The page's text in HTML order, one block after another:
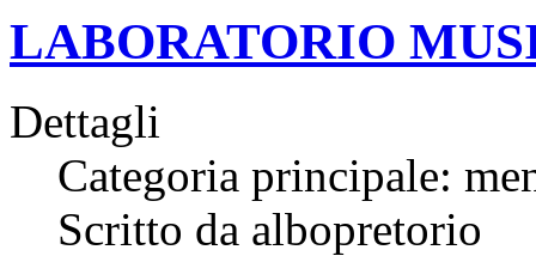
LABORATORIO
Dettagli
Categoria principale:
Scritto da albopretorio